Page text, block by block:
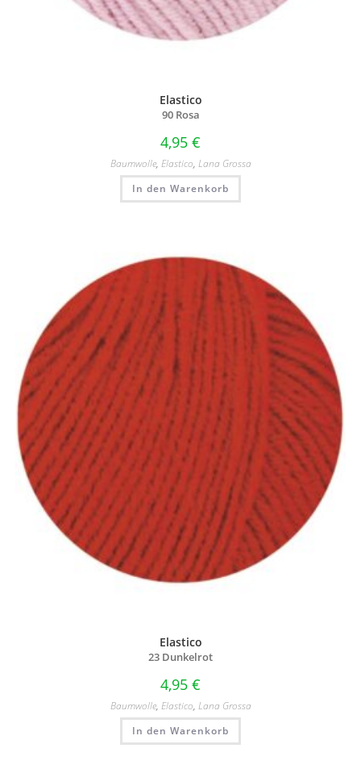
Elastico
90 Rosa
4,95 €
Baumwolle, Elastico, Lana Grossa
In den Warenkorb
Elastico
23 Dunkelrot
4,95 €
Baumwolle, Elastico, Lana Grossa
In den Warenkorb